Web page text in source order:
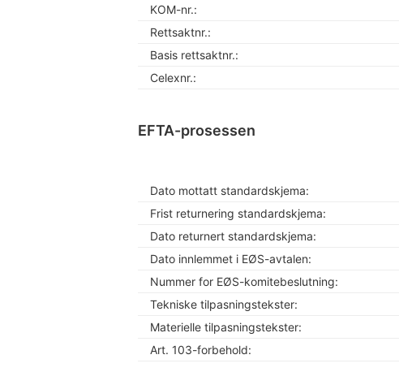
KOM-nr.:
Rettsaktnr.:
Basis rettsaktnr.:
Celexnr.:
EFTA-prosessen
Dato mottatt standardskjema:
Frist returnering standardskjema:
Dato returnert standardskjema:
Dato innlemmet i EØS-avtalen:
Nummer for EØS-komitebeslutning:
Tekniske tilpasningstekster:
Materielle tilpasningstekster:
Art. 103-forbehold: